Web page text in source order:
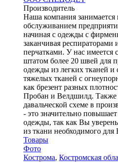
Производитель
Наша компания
обслуживанием
начиная с одежды с
заканчивая
перчатками. У нас имеется
штатом более 20 швей для
одежды из легких тканей и
тяжелых тканей с
как брезент разных
Пробан и Велдшилд. Также
давальческой схеме в
- это значительно
одежды, так как Вы
из ткани необходимого для
Товары
Фото
Кострома, Костромская